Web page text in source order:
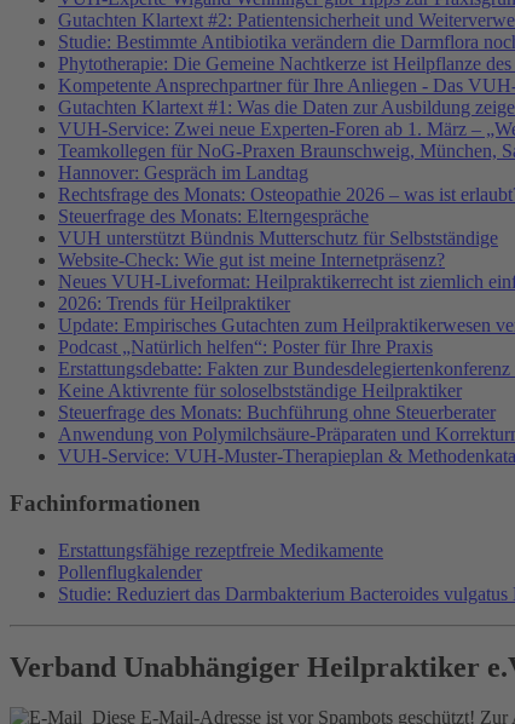
Gutachten Klartext #2: Patientensicherheit und
Studie: Bestimmte Antibiotika verändern die Darmflora
Phytotherapie: Die Gemeine Nachtkerze ist Heilpflanze des
Kompetente Ansprechpartner für Ihre Anliegen - Das
Gutachten Klartext #1: Was die Daten zur Ausbildung
VUH-Service: Zwei neue Experten-Foren ab 1. März –
Teamkollegen für NoG-Praxen Braunschweig, München,
Hannover: Gespräch im Landtag
Rechtsfrage des Monats: Osteopathie 2026 – was ist
Steuerfrage des Monats: Elterngespräche
VUH unterstützt Bündnis Mutterschutz für Selbstständige
Website-Check: Wie gut ist meine Internetpräsenz?
Neues VUH-Liveformat: Heilpraktikerrecht ist ziemlich
2026: Trends für Heilpraktiker
Update: Empirisches Gutachten zum Heilpraktikerwesen
Podcast „Natürlich helfen“: Poster für Ihre Praxis
Erstattungsdebatte: Fakten zur
Keine Aktivrente für soloselbstständige Heilpraktiker
Steuerfrage des Monats: Buchführung ohne Steuerberater
Anwendung von Polymilchsäure-Präparaten und
VUH-Service: VUH-Muster-Therapieplan &
Fachinformationen
Erstattungsfähige rezeptfreie Medikamente
Pollenflugkalender
Studie: Reduziert das Darmbakterium Bacteroides vulgatus
Verband Unabhängiger Heilpraktiker
Diese E-Mail-Adresse ist vor Spambots geschützt! Zur